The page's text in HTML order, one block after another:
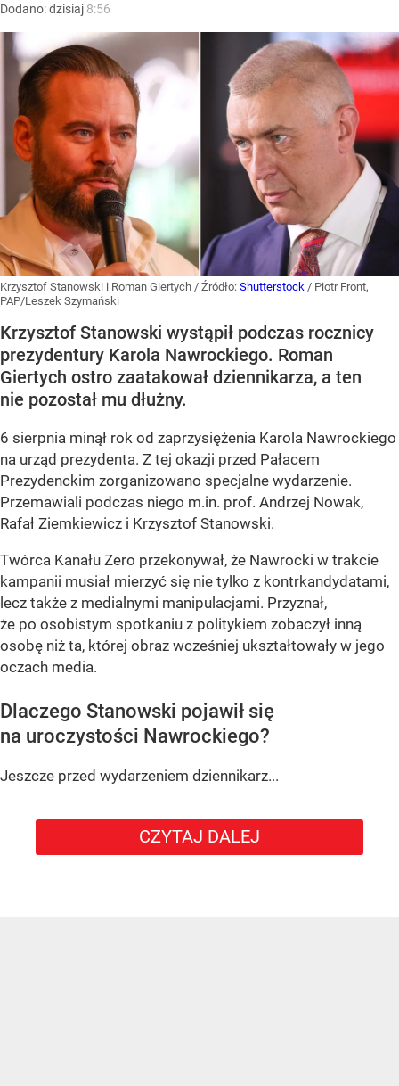
Dodano:dzisiaj 8:56
Krzysztof Stanowski i Roman Giertych / Źródło: Shutterstock / Piotr Front,
PAP/Leszek Szymański
Krzysztof Stanowski wystąpił podczas rocznicy
prezydentury Karola Nawrockiego. Roman
Giertych ostro zaatakował dziennikarza, a ten
nie pozostał mu dłużny.
6 sierpnia minął rok od zaprzysiężenia Karola Nawrockiego
na urząd prezydenta. Z tej okazji przed Pałacem
Prezydenckim zorganizowano specjalne wydarzenie.
Przemawiali podczas niego m.in. prof. Andrzej Nowak,
Rafał Ziemkiewicz i Krzysztof Stanowski.
Twórca Kanału Zero przekonywał, że Nawrocki w trakcie
kampanii musiał mierzyć się nie tylko z kontrkandydatami,
lecz także z medialnymi manipulacjami. Przyznał,
że po osobistym spotkaniu z politykiem zobaczył inną
osobę niż ta, której obraz wcześniej ukształtowały w jego
oczach media.
Dlaczego Stanowski pojawił się
na uroczystości Nawrockiego?
Jeszcze przed wydarzeniem dziennikarz...
CZYTAJ DALEJ